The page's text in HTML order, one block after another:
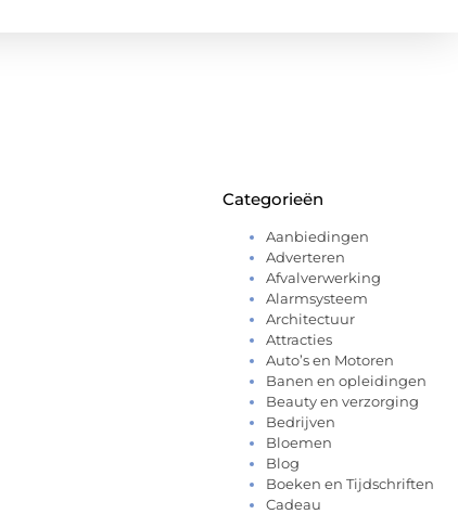
Categorieën
Aanbiedingen
Adverteren
Afvalverwerking
Alarmsysteem
Architectuur
Attracties
Auto’s en Motoren
Banen en opleidingen
Beauty en verzorging
Bedrijven
Bloemen
Blog
Boeken en Tijdschriften
Cadeau